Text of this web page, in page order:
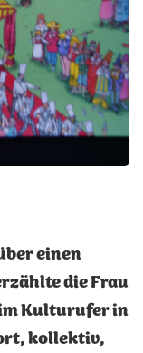
einen
die Frau
Kulturufer in
kollektiv,